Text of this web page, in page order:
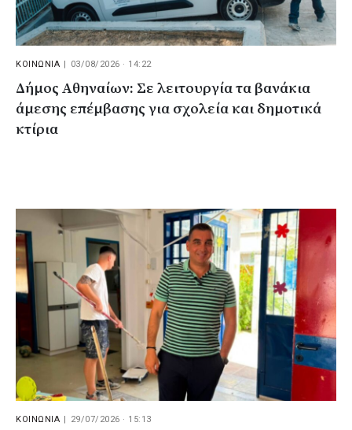
ΚΟΙΝΩΝΙΑ 03/08/2026 · 14:22
Δήμος Αθηναίων: Σε λειτουργία τα βανάκια
άμεσης επέμβασης για σχολεία και δημοτικά
κτίρια
ΚΟΙΝΩΝΙΑ | 29/07/2026 · 15:13